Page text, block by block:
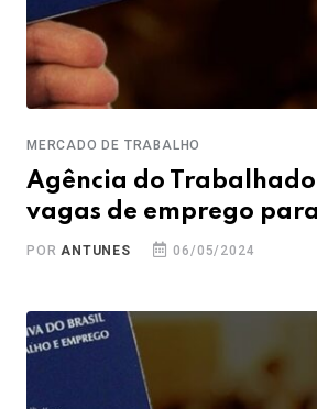
MERCADO DE TRABALHO
Agência do
vagas de emprego
PORANTUNES 06/05/2024